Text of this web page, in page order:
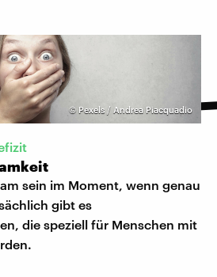
© Pexels / Andrea Piacquadio
sein im Moment, wenn genau
gibt es
die speziell für Menschen mit